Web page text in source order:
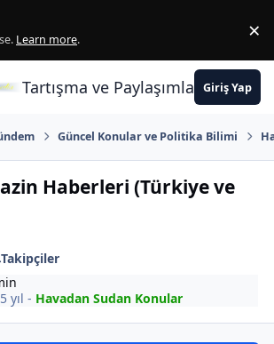
Learn more. ×
Tartışma ve PaylaşımlarınGiriş Yap
Güncel Konular ve Politika Bilimi
Haberleri (Türkiye ve
Takipçiler
5 yıl - Havadan Sudan Konular